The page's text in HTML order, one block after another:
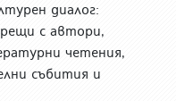
диалог:
с автори,
четения,
събития и